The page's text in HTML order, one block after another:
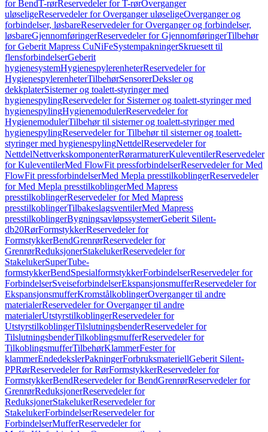
for BendT-rørReservedeler for T-rørOverganger
uløseligeReservedeler for Overganger uløseligeOverganger og
forbindelser, løsbareReservedeler for Overganger og forbindelser,
løsbareGjennomføringerReservedeler for GjennomføringerTilbehør
for Geberit Mapress CuNiFeSystempakningerSkruesett til
flensforbindelserGeberit
hygienesystemHygienespylerenheterReservedeler for
HygienespylerenheterTilbehørSensorerDeksler og
dekkplaterSisterner og toalett-styringer med
hygienespylingReservedeler for Sisterner og toalett-styringer med
hygienespylingHygienemodulerReservedeler for
HygienemodulerTilbehør til sisterner og toalett-styringer med
hygienespylingReservedeler for Tilbehør til sisterner og toalett-
styringer med hygienespylingNettdelReservedeler for
NettdelNettverkskomponenterRørarmaturerKuleventilerReservedeler
for KuleventilerMed FlowFit pressforbindelserReservedeler for Med
FlowFit pressforbindelserMed Mepla presstilkoblingerReservedeler
for Med Mepla presstilkoblingerMed Mapress
presstilkoblingerReservedeler for Med Mapress
presstilkoblingerTilbakeslagsventilerMed Mapress
presstilkoblingerBygningsavløpssystemerGeberit Silent-
db20RørFormstykkerReservedeler for
FormstykkerBendGrenrørReservedeler for
GrenrørReduksjonerStakelukerReservedeler for
StakelukerSuperTube-
formstykkerBendSpesialformstykkerForbindelserReservedeler for
ForbindelserSveiseforbindelserEkspansjonsmufferReservedeler for
EkspansjonsmufferKromstålkoblingerOverganger til andre
materialerReservedeler for Overganger til andre
materialerUtstyrstilkoblingerReservedeler for
UtstyrstilkoblingerTilslutningsbenderReservedeler for
TilslutningsbenderTilkoblingsmufferReservedeler for
TilkoblingsmufferTilbehørKlammerFester for
klammerEndedekslerPakningerForbruksmateriellGeberit Silent-
PPRørReservedeler for RørFormstykkerReservedeler for
FormstykkerBendReservedeler for BendGrenrørReservedeler for
GrenrørReduksjonerReservedeler for
ReduksjonerStakelukerReservedeler for
StakelukerForbindelserReservedeler for
ForbindelserMufferReservedeler for